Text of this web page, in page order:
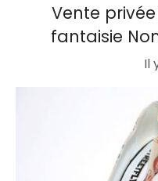
Vente
fantaisie
Il